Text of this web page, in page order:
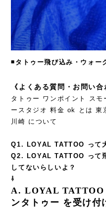
◾️タトゥー飛び込み・ウォー
《よくある質問・お問い
タトゥー ワンポイント ス
ースタジオ 料金 ok とは 東
川崎 について
Q1. LOYAL TATTOO って
Q2. LOYAL TATTOO って
してないらしいよ？
⇩
A. LOYAL TATTOO
ンタトゥー を受け付